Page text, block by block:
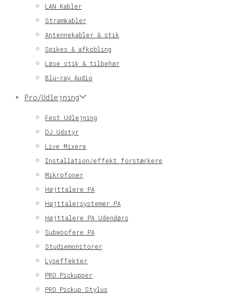
LAN Kabler
Strømkabler
Antennekabler & stik
Spikes & afkobling
Løse stik & tilbehør
Blu-ray Audio
Pro/Udlejning
Fest Udlejning
DJ Udstyr
Live Mixere
Installation/effekt forstærkere
Mikrofoner
Højttalere PA
Højttalersystemer PA
Højttalere PA Udendørs
Subwoofere PA
Studiemonitorer
Lyseffekter
PRO Pickupper
PRO Pickup Stylus